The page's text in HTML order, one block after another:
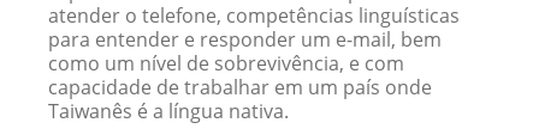
atender o telefone, competências linguísticas
para entender e responder um e-mail, bem
como um nível de sobrevivência, e com
capacidade de trabalhar em um país onde
Taiwanês é a língua nativa.